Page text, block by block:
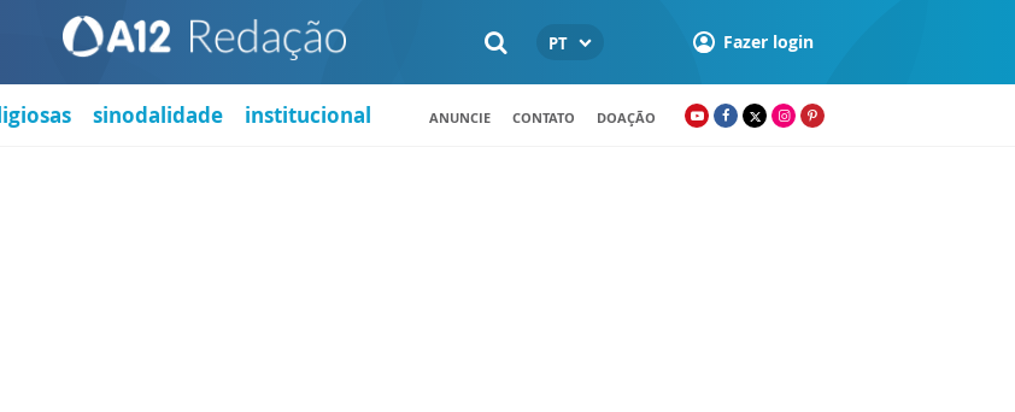
PT Fazer login
sinodalidade institucional ANUNCIE CONTATO DOAÇÃO